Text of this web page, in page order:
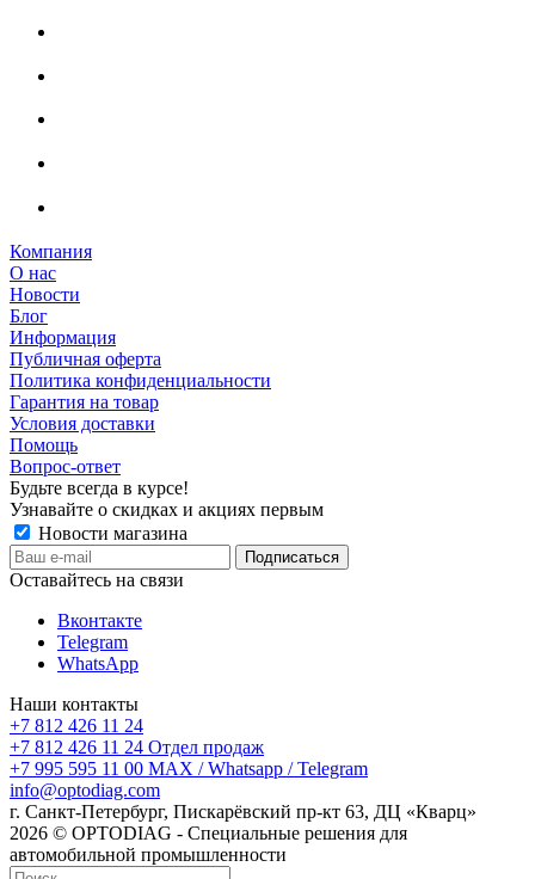
Компания
О нас
Новости
Блог
Информация
Публичная оферта
Политика конфиденциальности
Гарантия на товар
Условия доставки
Помощь
Вопрос-ответ
Будьте всегда в курсе!
Узнавайте о скидках и акциях первым
Новости магазина
Оставайтесь на связи
Вконтакте
Telegram
WhatsApp
Наши контакты
+7 812 426 11 24
+7 812 426 11 24 Отдел продаж
+7 995 595 11 00 MAX / Whatsapp / Telegram
info@optodiag.com
г. Санкт-Петербург, Пискарёвский пр-кт 63, ДЦ «Кварц»
2026 © OPTODIAG - Специальные решения для
автомобильной промышленности